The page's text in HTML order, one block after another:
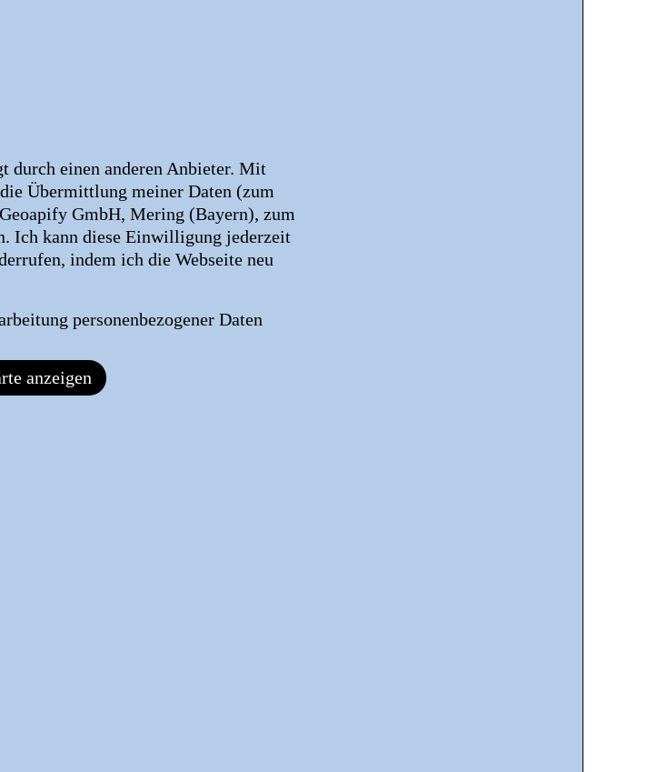
durch einen anderen Anbieter. Mit
Übermittlung meiner Daten (zum
GmbH, Mering (Bayern), zum
Ich kann diese Einwilligung jederzeit
indem ich die Webseite neu
personenbezogener Daten
anzeigen